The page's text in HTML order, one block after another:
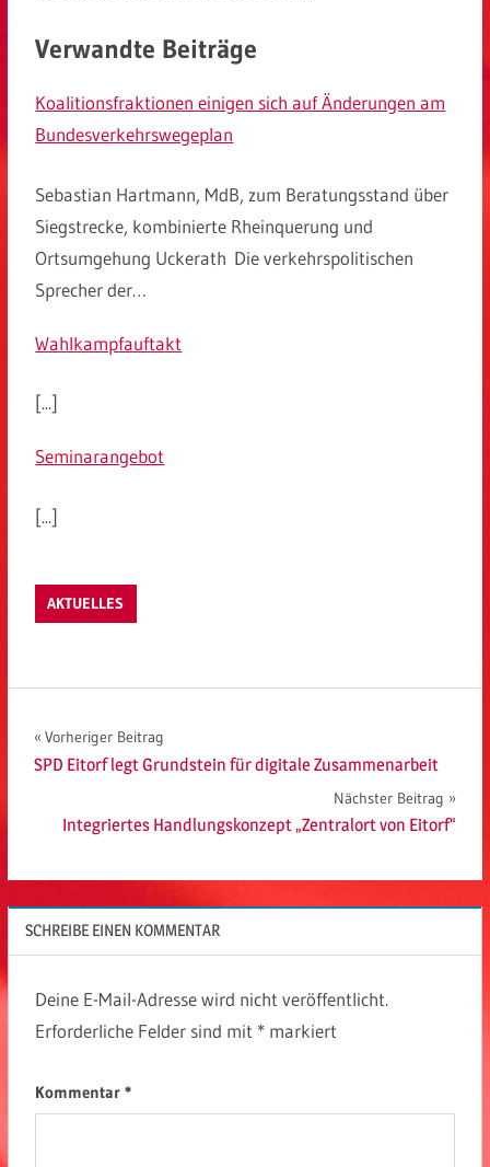
Verwandte Beiträge
Koalitionsfraktionen einigen sich auf Änderungen am
Bundesverkehrswegeplan
Sebastian Hartmann, MdB, zum Beratungsstand über
Siegstrecke, kombinierte Rheinquerung und
Ortsumgehung Uckerath Die verkehrspolitischen
Sprecher der…
Wahlkampfauftakt
[...]
Seminarangebot
[...]
AKTUELLES
Beitragsnavigation
Vorheriger Beitrag
SPD Eitorf legt Grundstein für digitale Zusammenarbeit
Nächster Beitrag
Integriertes Handlungskonzept „Zentralort von Eitorf“
SCHREIBE EINEN KOMMENTAR
Deine E-Mail-Adresse wird nicht veröffentlicht.
Erforderliche Felder sind mit *markiert
Kommentar *